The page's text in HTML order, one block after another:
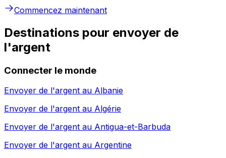
Commencez maintenant
Destinations pour envoyer de
l'argent
Connecter le monde
Envoyer de l'argent au Albanie
Envoyer de l'argent au Algérie
Envoyer de l'argent au Antigua-et-Barbuda
Envoyer de l'argent au Argentine